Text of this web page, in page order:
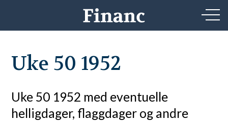
Uke 50 1952
Uke 50 1952 med eventuelle
helligdager, flaggdager og andre